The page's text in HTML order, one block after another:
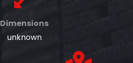
Dimensions
unknown